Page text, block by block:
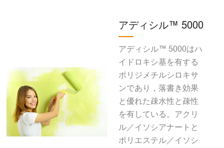
アディシル™ 5000
アディシル™ 5000はハ
イドロキシ基を有する
ポリジメチルシロキサ
ンであり，落書き効果
と優れた疎水性と疎性
を有している。アクリ
ル／イソシアナートと
ポリエステル／イソシ